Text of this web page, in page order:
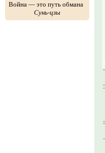
Война — это путь обмана
Сунь-цзы